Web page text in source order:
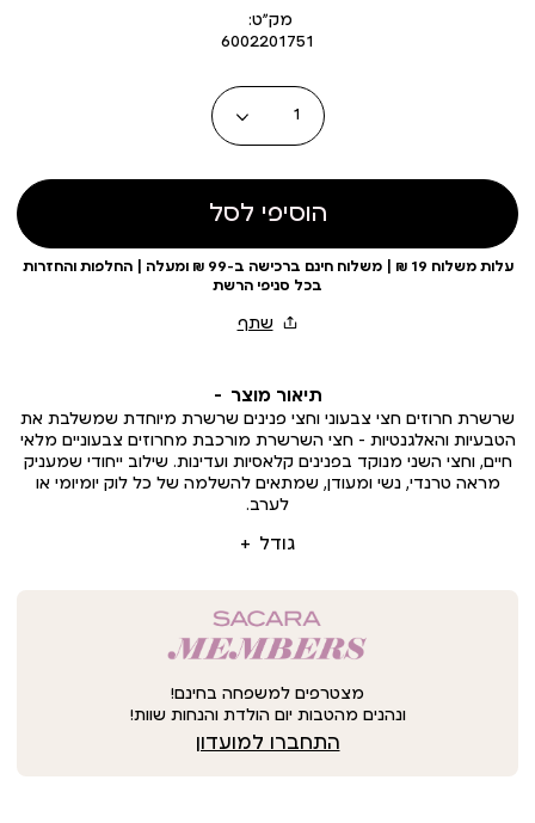
מוצרמק״ט:
6002201751
כמות
הוסיפי לסל
עלות משלוח 19 ₪ | משלוח חינם ברכישה ב-99 ₪ ומעלה | החלפות והחזרות
בכל סניפי הרשת
תיאור מוצר
גודל
שרשרת חרוזים חצי צבעוני וחצי פנינים שרשרת מיוחדת שמשלבת את
הטבעיות והאלגנטיות – חצי השרשרת מורכבת מחרוזים צבעוניים מלאי
חיים, וחצי השני מנוקד בפנינים קלאסיות ועדינות. שילוב ייחודי שמעניק
מראה טרנדי, נשי ומעודן, שמתאים להשלמה של כל לוק יומיומי או
לערב.
מצטרפים למשפחה בחינם!
ונהנים מהטבות יום הולדת והנחות שוות!
התחברו למועדון